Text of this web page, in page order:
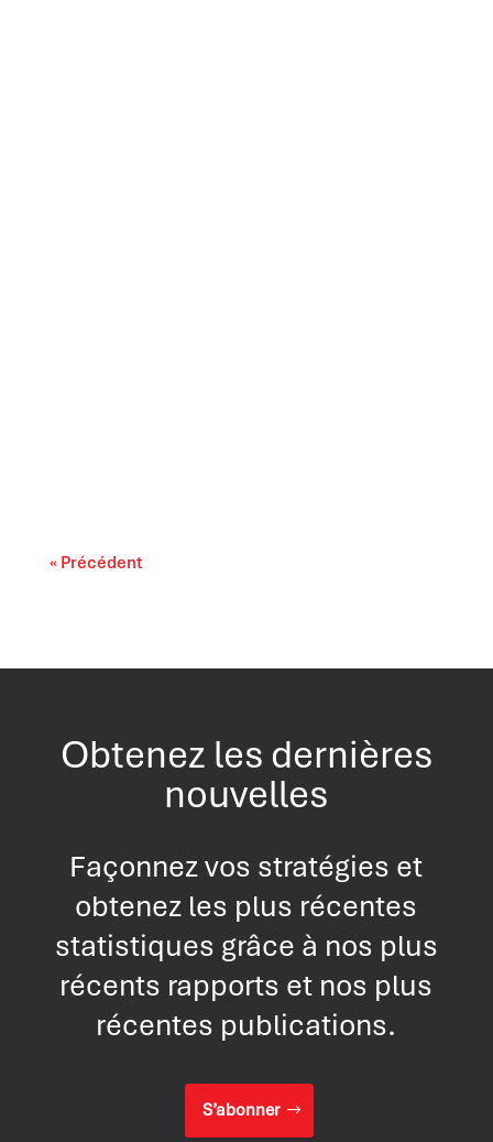
« Précédent
Obtenez les dernières
nouvelles
Façonnez vos stratégies et
obtenez les plus récentes
statistiques grâce à nos plus
récents rapports et nos plus
récentes publications.
S’abonner